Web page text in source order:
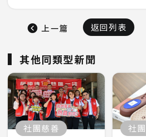
上一篇 返回列表
其他同類型新聞
社團慈善 社